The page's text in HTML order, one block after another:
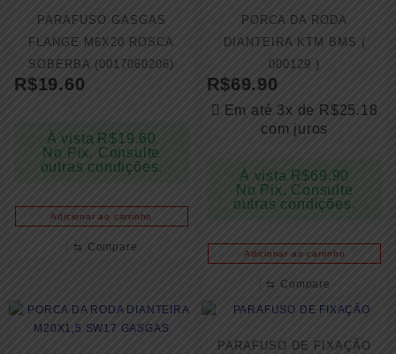
PARAFUSO GASGAS
FLANGE M6X20 ROSCA
SOBERBA (0017060206)
R$19.60
À vista R$19.60
No Pix. Consulte
outras condições.
Adicionar ao carrinho
⇆ Compare
PORCA DA RODA
DIANTEIRA KTM BMS (
000129 )
R$69.90
Em até 3x de R$25.18
com juros
À vista R$69.90
No Pix. Consulte
outras condições.
Adicionar ao carrinho
⇆ Compare
PARAFUSO DE FIXAÇÃO